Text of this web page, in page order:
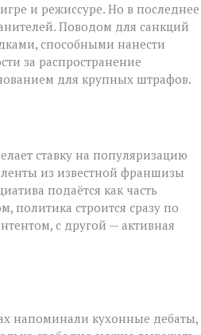
и режиссуре. Но в последнее
Поводом для санкций
способными нанести
за распространение
для крупных штрафов.
ставку на популяризацию
из известной франшизы
подаётся как часть
политика строится сразу по
с другой — активная
напоминали кухонные дебаты,